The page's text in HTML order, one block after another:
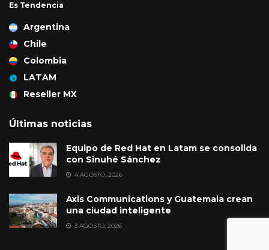
Es Tendencia
Argentina
Chile
Colombia
LATAM
Reseller MX
Últimas noticias
Equipo de Red Hat en Latam se consolida
con Sinuhé Sánchez
4 AGOSTO, 2026
Axis Communications y Guatemala crean
una ciudad inteligente
3 AGOSTO, 2026